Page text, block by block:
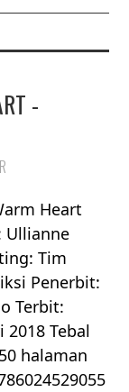
-
Heart
Ullianne
Tim
Penerbit:
Terbit:
2018 Tebal
halaman